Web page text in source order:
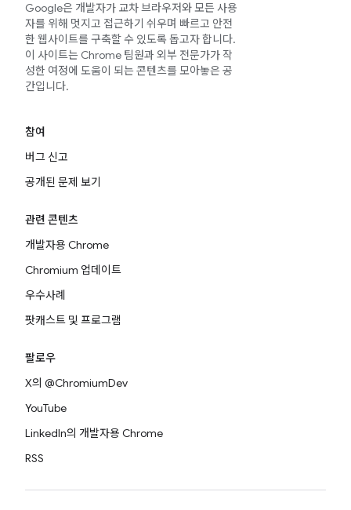
Google은 개발자가 교차 브라우저와 모든 사용
자를 위해 멋지고 접근하기 쉬우며 빠르고 안전
한 웹사이트를 구축할 수 있도록 돕고자 합니다.
이 사이트는 Chrome 팀원과 외부 전문가가 작
성한 여정에 도움이 되는 콘텐츠를 모아놓은 공
간입니다.
참여
버그 신고
공개된 문제 보기
관련 콘텐츠
개발자용 Chrome
Chromium 업데이트
우수사례
팟캐스트 및 프로그램
팔로우
X의 @ChromiumDev
YouTube
LinkedIn의 개발자용 Chrome
RSS